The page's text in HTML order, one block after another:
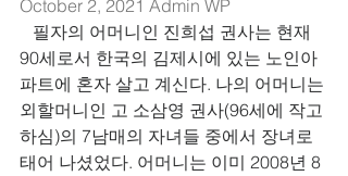
October 2, 2021 Admin WP
필자의 어머니인 진희섭 권사는 현재
90세로서 한국의 김제시에 있는 노인아
파트에 혼자 살고 계신다. 나의 어머니는
외할머니인 고 소삼영 권사(96세에 작고
하심)의 7남매의 자녀들 중에서 장녀로
태어 나셨었다. 어머니는 이미 2008년 8